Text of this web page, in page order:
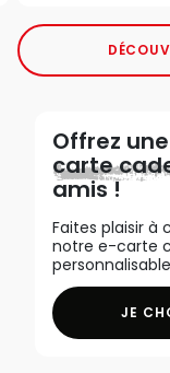
Offrez une
carte
amis !
Faites plaisir à
notre e-carte
JE